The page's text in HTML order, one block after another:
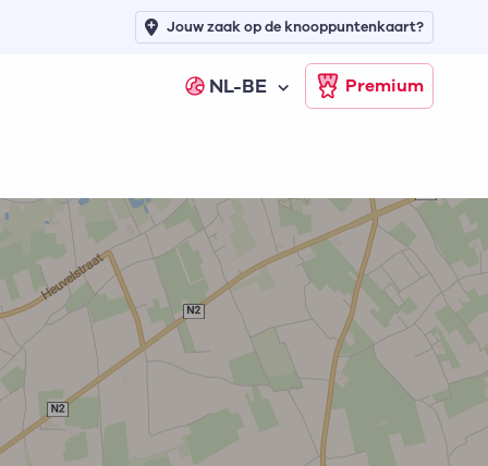
NL-BE Premium
Jouw zaak op de knooppuntenkaart?